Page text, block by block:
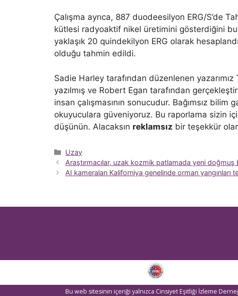
Çalışma ayrıca, 887 duodeesilyon ERG/S’de
kütlesi radyoaktif nikel üretimini gösterdiğini
yaklaşık 20 quindekilyon ERG olarak
olduğu tahmin edildi.
Sadie Harley tarafından düzenlenen
yazılmış ve Robert Egan tarafından
insan çalışmasının sonucudur. Bağımsız
okuyuculara güveniyoruz. Bu raporlama sizin
düşünün. Alacaksın reklamsız bir teşekkür
Kategoriler
Uzay
Araştırmacılar, uzak kozmik patlamada yeni doğmuş
AI kameraları Kaliforniya genelinde orman
Bu web sitesinin içeriği yalnızca Cinsiyet Eşitliği İzleme